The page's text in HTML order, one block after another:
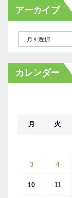
アーカイブ
カ
イ
カレンダー
月 火
3 4
10 11